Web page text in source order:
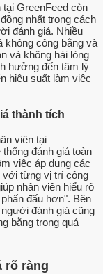
GreenFeed còn
nhất trong cách
đánh giá. Nhiều
không công bằng và
và không hài lòng
hưởng đến tâm lý
hiệu suất làm việc
thành tích
viên tại
đánh giá toàn
việc áp dụng các
với từng vị trí công
nhân viên hiểu rõ
đấu hơn". Bên
đánh giá cũng
bằng trong quá
rõ ràng